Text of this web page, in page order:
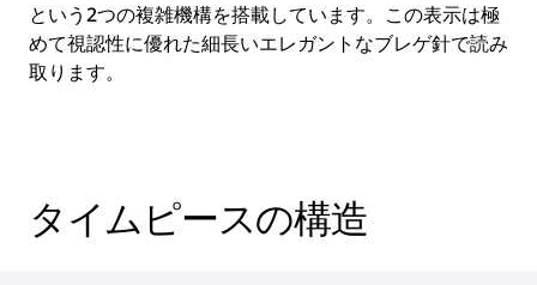
という2つの複雑機構を搭載しています。この表示は極
めて視認性に優れた細長いエレガントなブレゲ針で読み
取ります。
タイムピースの構造